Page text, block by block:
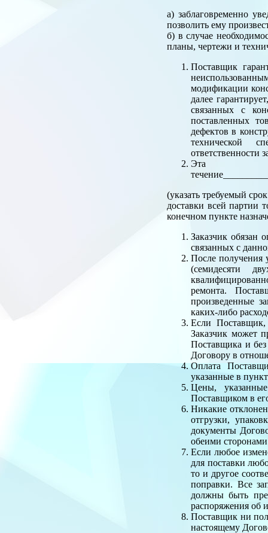
а) заблаговременно
позволить ему
б) в случае
планы, чертежи и
Поставщик
модификации
далее
связанных с
поставленных
дефектов в
технической
ответственности
Эта
(указать требуемый
доставки всей партии
конечном пункте
Заказчик обязан
связанных с
После получения
(семидесяти
ремонта.
произведенные
каких-либо
Если Поставщик,
Заказчик может
Поставщика и
Договору в
Оплата
указанные в
Цены,
Поставщиком в
Никакие
отгрузки,
документы
обеими
Если любое
для поставки
то и другое
поправки. Все
должны быть
распоряжения об
Поставщик ни
настоящему